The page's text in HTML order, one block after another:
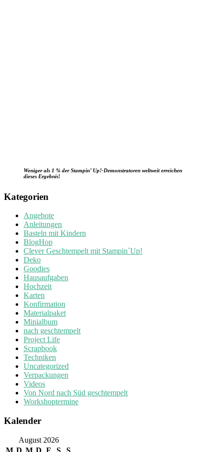
Weniger als 1 % der Stampin’ Up!-Demonstratoren weltweit erreichen
dieses Ergebnis!
Kategorien
Angebote
Anleitungen
Basteln mit Kindern
BlogHop
Clever Geschtempelt mit Stampin´Up!
Deko
Goodies
Hausaufgaben
Hochzeit
Karten
Konfirmation
Materialpaket
Minialbum
nach geschtempelt
Project Life
Scrapbook
Techniken
Uncategorized
Verpackungen
Videos
Von Nord nach Süd geschtempelt
Workshoptermine
Kalender
August 2026
M D M D F S
S